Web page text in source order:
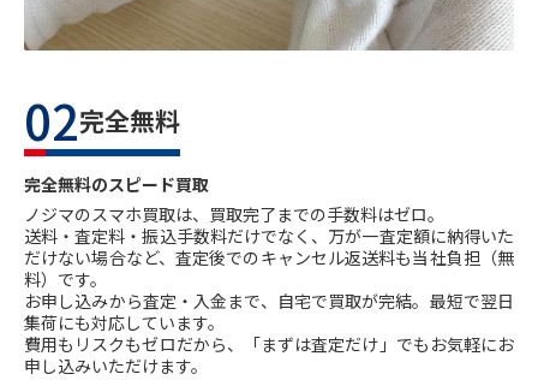
02完全無料
完全無料のスピード買取
ノジマのスマホ買取は、買取完了までの手数料はゼロ。
送料・査定料・振込手数料だけでなく、万が一査定額に納得いた
だけない場合など、査定後でのキャンセル返送料も当社負担（無
料）です。
お申し込みから査定・入金まで、自宅で買取が完結。最短で翌日
集荷にも対応しています。
費用もリスクもゼロだから、「まずは査定だけ」でもお気軽にお
申し込みいただけます。